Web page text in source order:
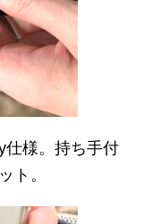
仕様。持ち手付
ト。